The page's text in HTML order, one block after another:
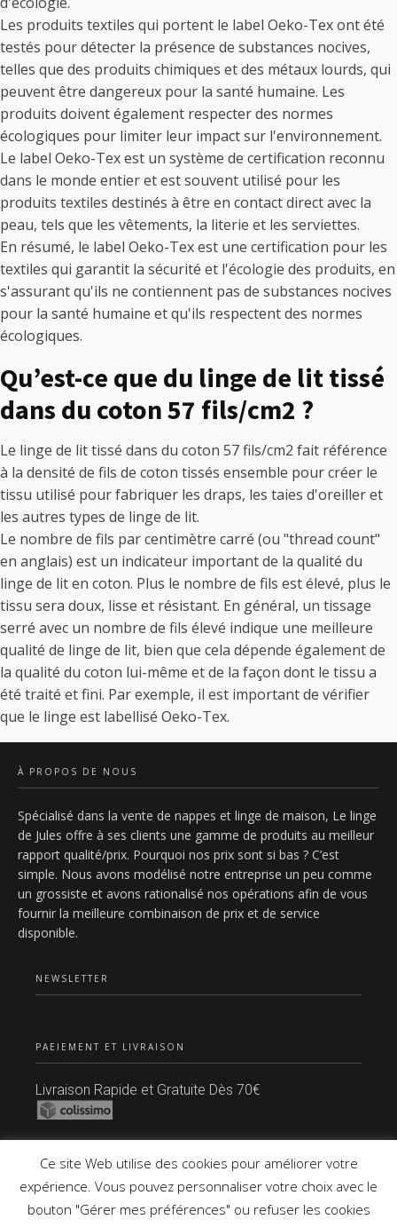
Les produits textiles qui portent le label Oeko-Tex ont été
testés pour détecter la présence de substances nocives,
telles que des produits chimiques et des métaux lourds, qui
peuvent être dangereux pour la santé humaine. Les
produits doivent également respecter des normes
écologiques pour limiter leur impact sur l'environnement.
Le label Oeko-Tex est un système de certification reconnu
dans le monde entier et est souvent utilisé pour les
produits textiles destinés à être en contact direct avec la
peau, tels que les vêtements, la literie et les serviettes.
En résumé, le label Oeko-Tex est une certification pour les
textiles qui garantit la sécurité et l'écologie des produits, en
s'assurant qu'ils ne contiennent pas de substances nocives
pour la santé humaine et qu'ils respectent des normes
écologiques.
Qu’est-ce que du linge de lit tissé
dans du coton 57 fils/cm2 ?
Le linge de lit tissé dans du coton 57 fils/cm2 fait référence
à la densité de fils de coton tissés ensemble pour créer le
tissu utilisé pour fabriquer les draps, les taies d'oreiller et
les autres types de linge de lit.
Le nombre de fils par centimètre carré (ou "thread count"
en anglais) est un indicateur important de la qualité du
linge de lit en coton. Plus le nombre de fils est élevé, plus le
tissu sera doux, lisse et résistant. En général, un tissage
serré avec un nombre de fils élevé indique une meilleure
qualité de linge de lit, bien que cela dépende également de
la qualité du coton lui-même et de la façon dont le tissu a
été traité et fini. Par exemple, il est important de vérifier
que le linge est labellisé Oeko-Tex.
À PROPOS DE NOUS
Spécialisé dans la vente de nappes et linge de maison, Le linge
de Jules offre à ses clients une gamme de produits au meilleur
rapport qualité/prix. Pourquoi nos prix sont si bas ? C’est
simple. Nous avons modélisé notre entreprise un peu comme
un grossiste et avons rationalisé nos opérations afin de vous
fournir la meilleure combinaison de prix et de service
disponible.
NEWSLETTER
PAEIEMENT ET LIVRAISON
Livraison Rapide et Gratuite Dès 70€
Ce site Web utilise des cookies pour améliorer votre
expérience. Vous pouvez personnaliser votre choix avec le
bouton "Gérer mes préférences" ou refuser les cookies